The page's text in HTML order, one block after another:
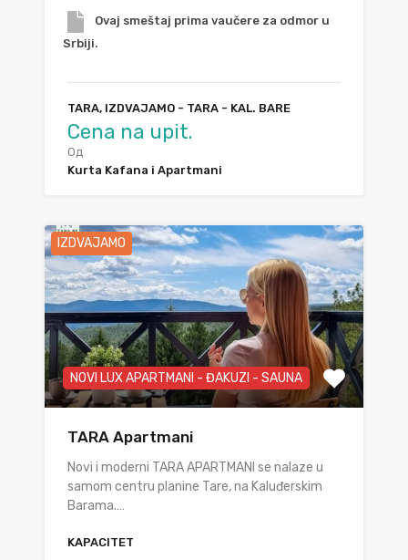
Ovaj smeštaj prima vaučere za odmor u
Srbiji.
TARA, IZDVAJAMO - TARA - KAL. BARE
Cena na upit.
Од
Kurta Kafana i Apartmani
IZDVAJAMO
NOVI LUX APARTMANI - ĐAKUZI - SAUNA
TARA Apartmani
Novi i moderni TARA APARTMANI se nalaze u
samom centru planine Tare, na Kaluđerskim
Barama.…
KAPACITET